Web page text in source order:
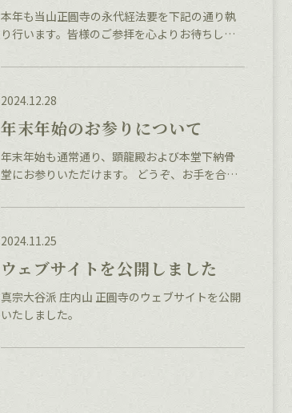
本年も当山正圓寺の永代経法要を下記の通り執
り行います。皆様のご参拝を心よりお待ちして
東恵深 師 おとき呈上 おべんとう持ち帰り その
年末年始のお参りについて
年末年始も通常通り、顕龍殿および本堂下納骨
堂にお参りいただけます。 どうぞ、お手を合わ
2024.12.28
ウェブサイトを公開しました
真宗大谷派 庄内山 正圓寺のウェブサイトを公開
いたしました。
2024.11.25